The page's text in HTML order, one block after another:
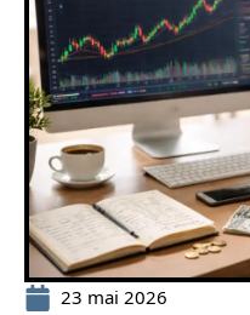
23 mai 2026